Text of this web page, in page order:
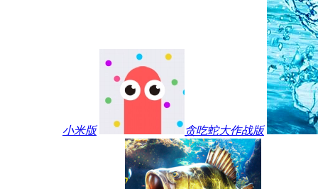
小米版 贪吃蛇大作战版